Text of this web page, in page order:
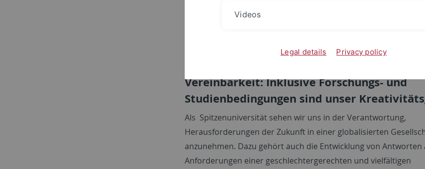
Vereinbarkeit: Inklusive Forschungs- und
Studienbedingungen sind unser
Als Spitzenuniversität sehen wir uns in der Verantwortung,
Herausforderungen der Zukunft in einer globalisierten
anzunehmen. Dazu gehört auch die Entwicklung von Antworten
Anforderungen einer geschlechtergerechten und vielfältigen
Videos
Legal details Privacy policy